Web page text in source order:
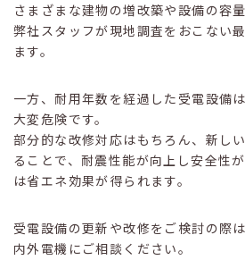
さまざまな建物の増改築や設備の容
弊社スタッフが現地調査をおこない
ます。
一方、耐用年数を経過した受電設備
大変危険です。
部分的な改修対応はもちろん、新し
ることで、耐震性能が向上し安全性
は省エネ効果が得られます。
受電設備の更新や改修をご検討の際
内外電機にご相談ください。